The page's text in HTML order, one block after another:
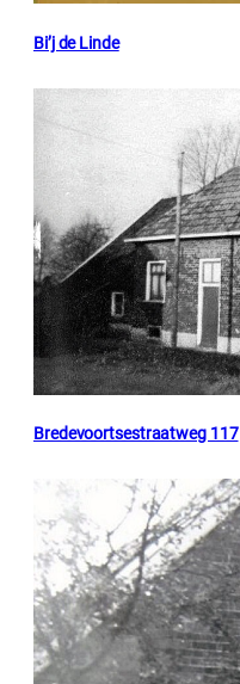
Bi’j de Linde
Bredevoortsestraatweg 117